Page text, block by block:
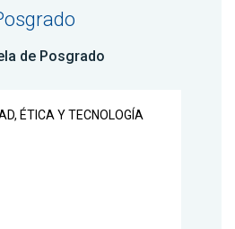
de Posgrado
ÉTICA Y TECNOLOGÍA